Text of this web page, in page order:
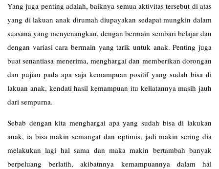
Yang juga penting adalah, baiknya semua aktivitas tersebut di atas
yang di lakuan anak dirumah diupayakan sedapat mungkin dalam
suasana yang menyenangkan, dengan bermain sembari belajar dan
dengan variasi cara bermain yang tarik untuk anak. Penting juga
buat senantiasa menerima, menghargai dan memberikan dorongan
dan pujian pada apa saja kemampuan positif yang sudah bisa di
lakuan anak, kendati hasil kemampuan itu keliatannya masih jauh
dari sempurna.
Sebab dengan kita menghargai apa yang sudah bisa di lakukan
anak, ia bisa makin semangat dan optimis, jadi makin sering dia
melakukan lagi hal sama dan maka makin bertambah banyak
berpeluang berlatih, akibatnnya kemampuannya dalam hal